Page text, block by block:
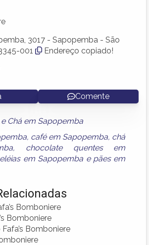
3017 - Sapopemba - São
001
Endereço copiado!
Comente
e Chá em Sapopemba
, café em Sapopemba, chá
, chocolate quentes em
em Sapopemba e pães em
Bomboniere
Bomboniere
Bomboniere